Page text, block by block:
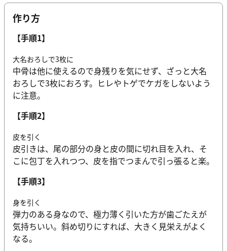
作り方
【手順1】
大名おろしで3枚に
中骨は他に使えるので身残りを気にせず、ざっと大名
おろしで3枚におろす。ヒレやトゲでケガをしないよう
に注意。
【手順2】
皮を引く
皮引きは、尾の部分の身と皮の間に切れ目を入れ、そ
こに包丁を入れつつ、皮を指でつまんで引っ張ると楽。
【手順3】
身を引く
弾力のある身なので、極力薄く引いた方が歯ごたえが
気持ちいい。斜め切りにすれば、大きく見栄えがよく
なる。